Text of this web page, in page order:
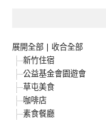
展開全部 | 收合全部
新竹住宿
公益基金會園遊會
草屯美食
咖啡店
素食餐廳